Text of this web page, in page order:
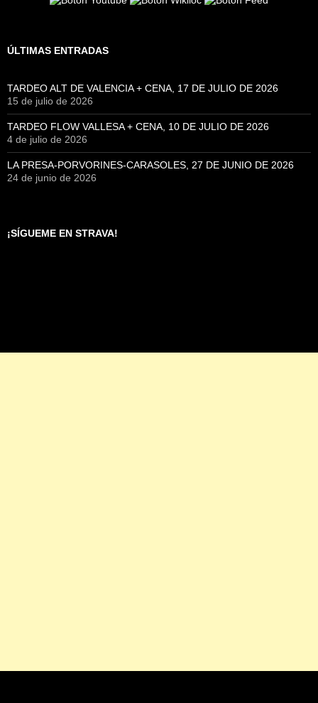
ÚLTIMAS ENTRADAS
TARDEO ALT DE VALENCIA + CENA, 17 DE JULIO DE 2026
15 de julio de 2026
TARDEO FLOW VALLESA + CENA, 10 DE JULIO DE 2026
4 de julio de 2026
LA PRESA-PORVORINES-CARASOLES, 27 DE JUNIO DE 2026
24 de junio de 2026
¡SÍGUEME EN STRAVA!